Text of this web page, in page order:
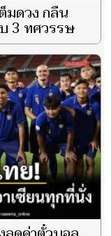
มดวง กลืน
3 ทศวรรษ